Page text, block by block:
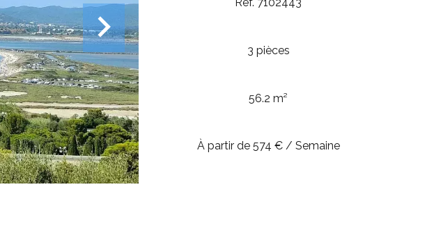
Réf. 7102443
3 pièces
56.2 m²
À partir de 574 € / Semaine